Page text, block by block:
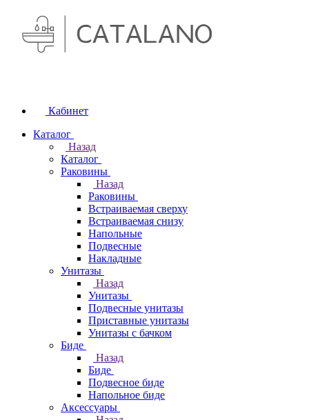
Кабинет
Каталог
Назад
Каталог
Раковины
Назад
Раковины
Встраиваемая сверху
Встраиваемая снизу
Напольные
Подвесные
Накладные
Унитазы
Назад
Унитазы
Подвесные унитазы
Приставные унитазы
Унитазы с бачком
Биде
Назад
Биде
Подвесное биде
Напольное биде
Аксессуары